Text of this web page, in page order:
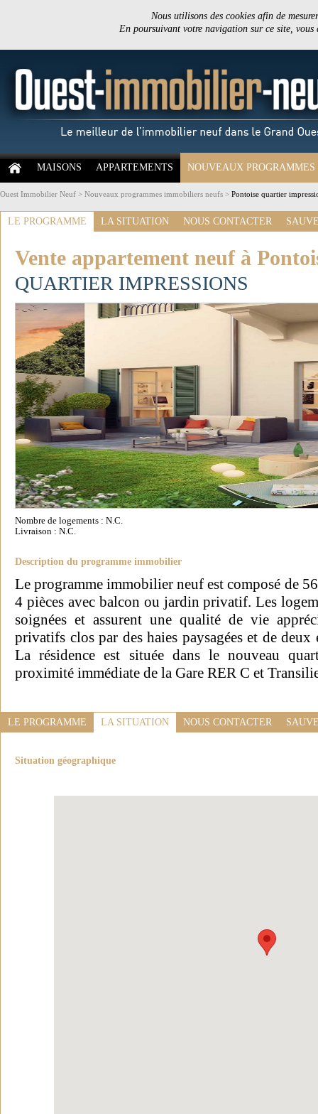
Nous utilisons des cookies afin de
En poursuivant votre navigation sur ce site,
MAISONS APPARTEMENTS NOUVEAUX PROGRAMMES
Ouest Immobilier Neuf > Nouveaux programmes immobiliers neufs > Pontoise quartier
LE PROGRAMME LA SITUATION NOUS CONTACTER
Vente appartement neuf à
QUARTIER IMPRESSIONS
Nombre de logements : N.C.
Livraison : N.C.
Description du programme immobilier
Le programme immobilier neuf est composé de
4 pièces avec balcon ou jardin privatif. Les
soignées et assurent une qualité de vie
privatifs clos par des haies paysagées et de deux
La résidence est située dans le nouveau
proximité immédiate de la Gare RER C et
LE PROGRAMME LA SITUATION NOUS CONTACTER
Situation géographique